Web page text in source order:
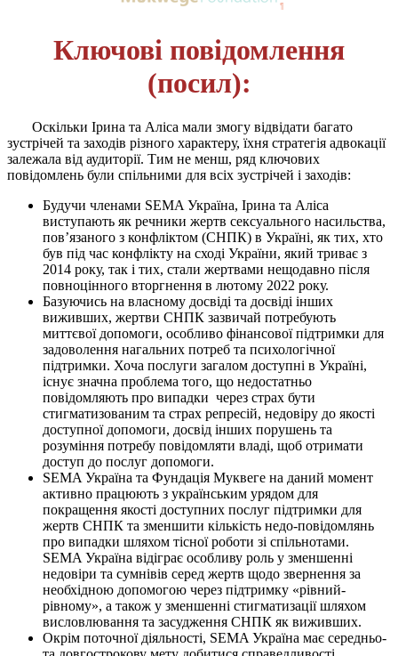
Ключові повідомлення
(посил):
Оскільки Ірина та Аліса мали змогу відвідати багато
зустрічей та заходів різного характеру, їхня стратегія адвокації
залежала від аудиторії. Тим не менш, ряд ключових
повідомлень були спільними для всіх зустрічей і заходів:
Будучи членами SEMA Україна, Ірина та Аліса
виступають як речники жертв сексуального насильства,
пов’язаного з конфліктом (СНПК) в Україні, як тих, хто
був під час конфлікту на сході України, який триває з
2014 року, так і тих, стали жертвами нещодавно після
повноцінного вторгнення в лютому 2022 року.
Базуючись на власному досвіді та досвіді інших
виживших, жертви СНПК зазвичай потребують
миттєвої допомоги, особливо фінансової підтримки для
задоволення нагальних потреб та психологічної
підтримки. Хоча послуги загалом доступні в Україні,
існує значна проблема того, що недостатньо
повідомляють про випадки через страх бути
стигматизованим та страх репресій, недовіру до якості
доступної допомоги, досвід інших порушень та
розуміння потребу повідомляти владі, щоб отримати
доступ до послуг допомоги.
SEMA Україна та Фундація Муквеге на даний момент
активно працюють з українським урядом для
покращення якості доступних послуг підтримки для
жертв СНПК та зменшити кількість недо-повідомлянь
про випадки шляхом тісної роботи зі спільнотами.
SEMA Україна відіграє особливу роль у зменшенні
недовіри та сумнівів серед жертв щодо звернення за
необхідною допомогою через підтримку «рівний-
рівному», а також у зменшенні стигматизації шляхом
висловлювання та засудження СНПК як виживших.
Окрім поточної діяльності, SEMA Україна має середньо-